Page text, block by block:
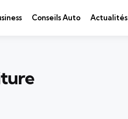
Conseils Auto Actualités